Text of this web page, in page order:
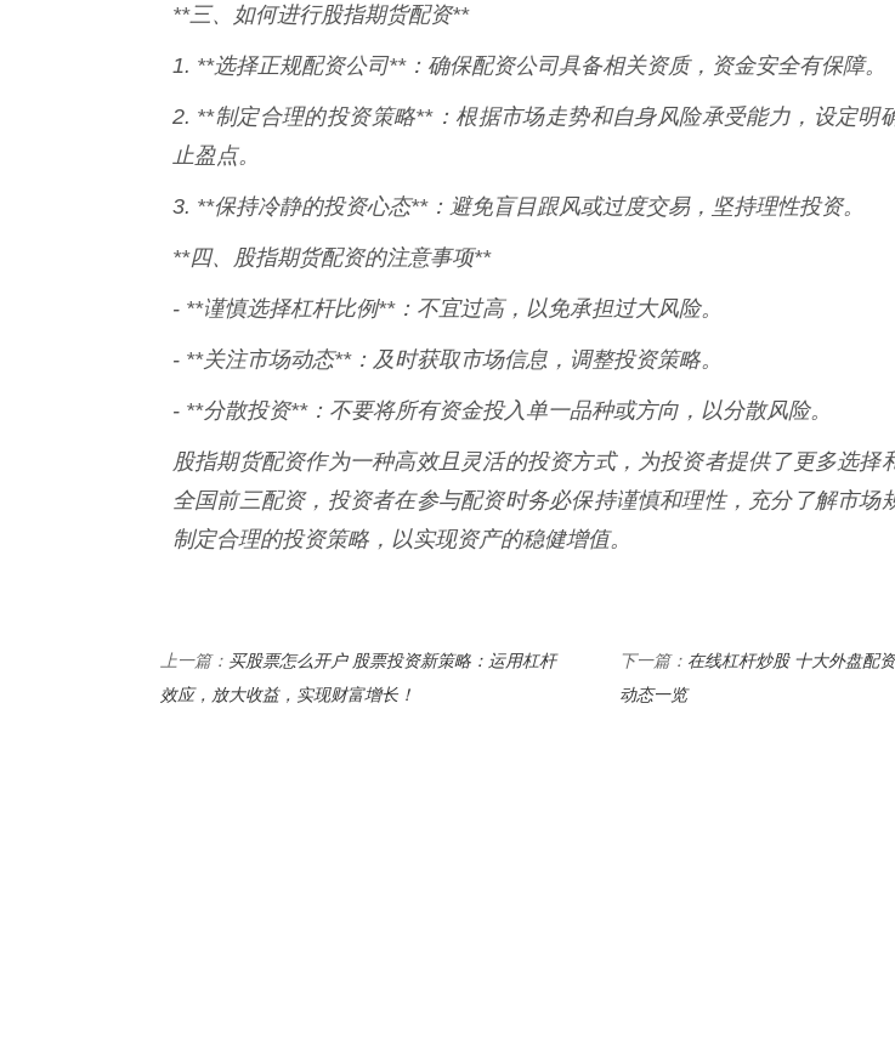
**三、如何进行股指期货配资**
1. **选择正规配资公司**：确保配资公司具备相关资质，资金安全有保障。
2. **制定合理的投资策略**：根据市场走势和自身风险承受能力，设定明
止盈点。
3. **保持冷静的投资心态**：避免盲目跟风或过度交易，坚持理性投资。
**四、股指期货配资的注意事项**
- **谨慎选择杠杆比例**：不宜过高，以免承担过大风险。
- **关注市场动态**：及时获取市场信息，调整投资策略。
- **分散投资**：不要将所有资金投入单一品种或方向，以分散风险。
股指期货配资作为一种高效且灵活的投资方式，为投资者提供了更多选择
全国前三配资，投资者在参与配资时务必保持谨慎和理性，充分了解市场
制定合理的投资策略，以实现资产的稳健增值。
上一篇： 买股票怎么开户 股票投资新策略：运用杠杆
效应，放大收益，实现财富增长！
下一篇： 在线杠杆炒股 十大外盘配
动态一览